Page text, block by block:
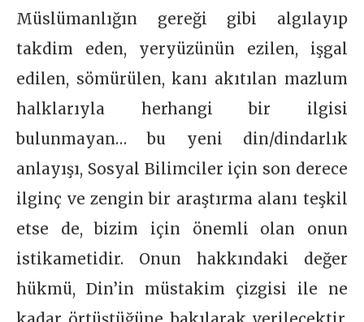
Müslümanlığın gereği gibi algılayıp
takdim eden, yeryüzünün ezilen, işgal
edilen, sömürülen, kanı akıtılan mazlum
halklarıyla herhangi bir ilgisi
bulunmayan… bu yeni din/dindarlık
anlayışı, Sosyal Bilimciler için son derece
ilginç ve zengin bir araştırma alanı teşkil
etse de, bizim için önemli olan onun
istikametidir. Onun hakkındaki değer
hükmü, Din’in müstakim çizgisi ile ne